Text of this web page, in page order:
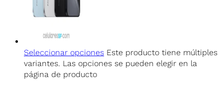
Seleccionar opciones Este producto tiene múltiples
variantes. Las opciones se pueden elegir en la
página de producto